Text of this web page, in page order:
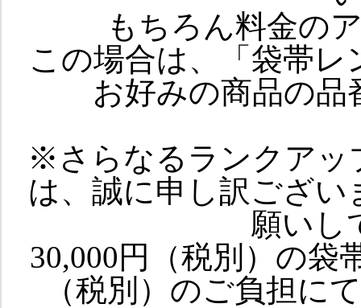
もちろん料金の
この場合は、「袋帯
お好みの商品の
※さらなるランクアッ
は、誠に申し訳ござ
願いし
30,000円（税別）の袋
（税別）のご負担に